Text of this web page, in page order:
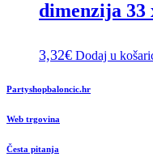
dimenzija 33
3,32€ Dodaj u
Partyshopbaloncic.hr
Web trgovina
Česta pitanja